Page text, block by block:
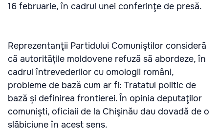
16 februarie, în cadrul unei conferinţe de presă.
Reprezentanţii Partidului Comuniştilor consideră
că autorităţile moldovene refuză să abordeze, în
cadrul întrevederilor cu omologii români,
probleme de bază cum ar fi: Tratatul politic de
bază şi definirea frontierei. În opinia deputaţilor
comunişti, oficiaii de la Chişinău dau dovadă de o
slăbiciune în acest sens.